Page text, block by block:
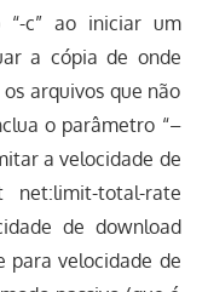
“-c” ao iniciar um
a cópia de onde
arquivos que não
o parâmetro “–
a velocidade de
total-rate
de download
para velocidade de